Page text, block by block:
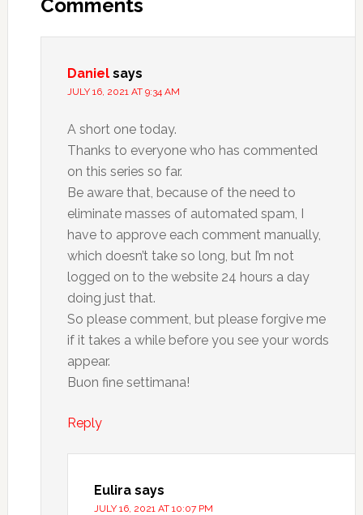
Comments
Daniel says
JULY 16, 2021 AT 9:34 AM
A short one today.
Thanks to everyone who has commented
on this series so far.
Be aware that, because of the need to
eliminate masses of automated spam, I
have to approve each comment manually,
which doesn’t take so long, but I’m not
logged on to the website 24 hours a day
doing just that.
So please comment, but please forgive me
if it takes a while before you see your words
appear.
Buon fine settimana!
Reply
Eulira says
JULY 16, 2021 AT 10:07 PM